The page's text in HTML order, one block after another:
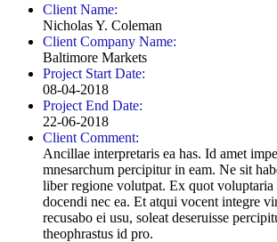
Client Name:
Nicholas Y. Coleman
Client Company Name:
Baltimore Markets
Project Start Date:
08-04-2018
Project End Date:
22-06-2018
Client Comment:
Ancillae interpretaris ea has. Id amet
mnesarchum percipitur in eam. Ne sit
liber regione volutpat. Ex quot
docendi nec ea. Et atqui vocent integre
recusabo ei usu, soleat deseruisse
theophrastus id pro.